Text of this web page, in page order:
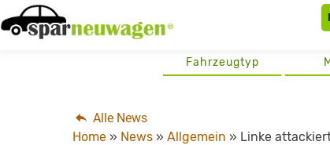
Skip
to
Fahrzeugtyp
Alle News
Home » News » Allgemein » Linke